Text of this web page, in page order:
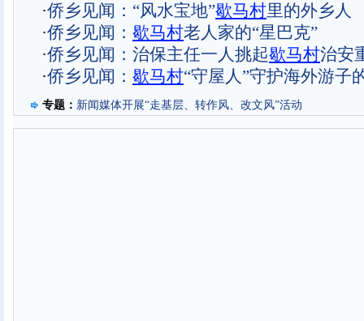
·侨乡见闻：“风水宝地”歇马村里的外乡人
·侨乡见闻： 歇马村老人家的“星巴克”
·侨乡见闻：治保主任一人挑起歇马村治安
·侨乡见闻： 歇马村“守屋人”守护海外游子
专题： 新闻媒体开展“走基层、转作风、改文风”活动